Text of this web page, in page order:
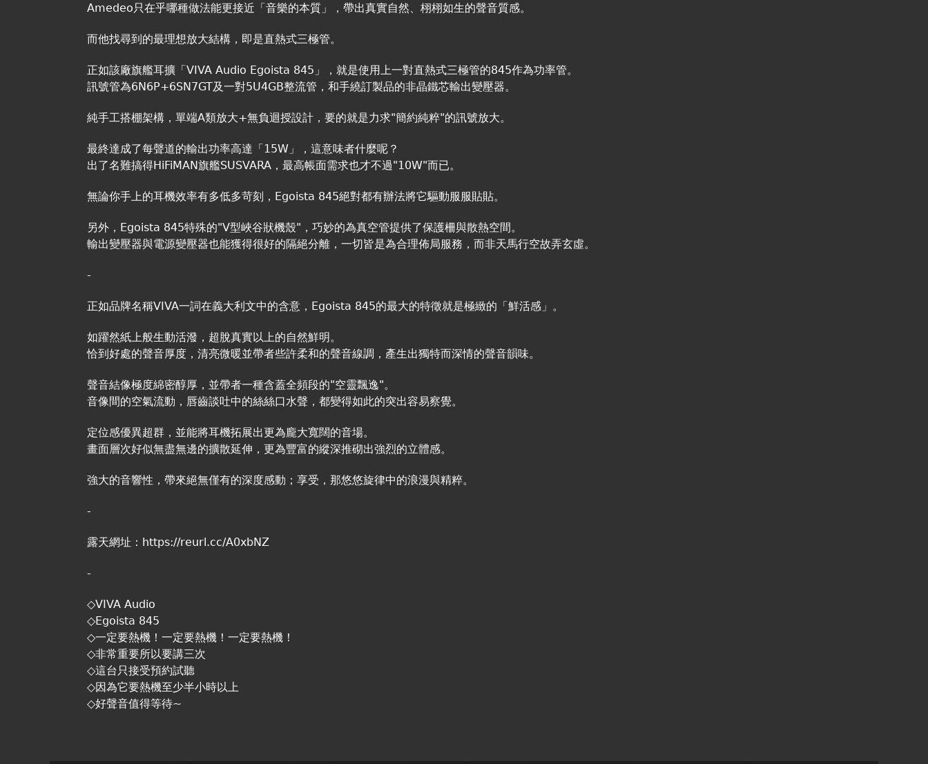
Amedeo只在乎哪種做法能更接近「音樂的本質」，帶出真實自然、栩栩如生的聲音質感。
而他找尋到的最理想放大結構，即是直熱式三極管。
正如該廠旗艦耳擴「VIVA Audio Egoista 845」，就是使用上一對直熱式三極管的845作為功率管。
訊號管為6N6P+6SN7GT及一對5U4GB整流管，和手繞訂製品的非晶鐵芯輸出變壓器。
純手工搭棚架構，單端A類放大+無負迴授設計，要的就是力求"簡約純粹"的訊號放大。
最終達成了每聲道的輸出功率高達「15W」，這意味者什麼呢？
出了名難搞得HiFiMAN旗艦SUSVARA，最高帳面需求也才不過"10W"而已。
無論你手上的耳機效率有多低多苛刻，Egoista 845絕對都有辦法將它驅動服服貼貼。
另外，Egoista 845特殊的"V型峽谷狀機殼"，巧妙的為真空管提供了保護柵與散熱空間。
輸出變壓器與電源變壓器也能獲得很好的隔絕分離，一切皆是為合理佈局服務，而非天馬行空故弄玄虛。
-
正如品牌名稱VIVA一詞在義大利文中的含意，Egoista 845的最大的特徵就是極緻的「鮮活感」。
如躍然紙上般生動活潑，超脫真實以上的自然鮮明。
恰到好處的聲音厚度，清亮微暖並帶者些許柔和的聲音線調，產生出獨特而深情的聲音韻味。
聲音結像極度綿密醇厚，並帶者一種含蓋全頻段的"空靈飄逸"。
音像間的空氣流動，唇齒談吐中的絲絲口水聲，都變得如此的突出容易察覺。
定位感優異超群，並能將耳機拓展出更為龐大寬闊的音場。
畫面層次好似無盡無邊的擴散延伸，更為豐富的縱深推砌出強烈的立體感。
強大的音響性，帶來絕無僅有的深度感動；享受，那悠悠旋律中的浪漫與精粹。
-
露天網址： https://reurl.cc/A0xbNZ
-
◇VIVA Audio
◇Egoista 845
◇一定要熱機！一定要熱機！一定要熱機！
◇非常重要所以要講三次
◇這台只接受預約試聽
◇因為它要熱機至少半小時以上
◇好聲音值得等待~